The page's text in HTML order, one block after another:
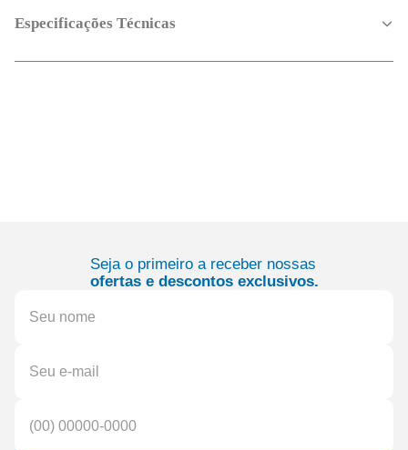
Especificações Técnicas
Seja o primeiro a receber nossas
ofertas e descontos exclusivos.